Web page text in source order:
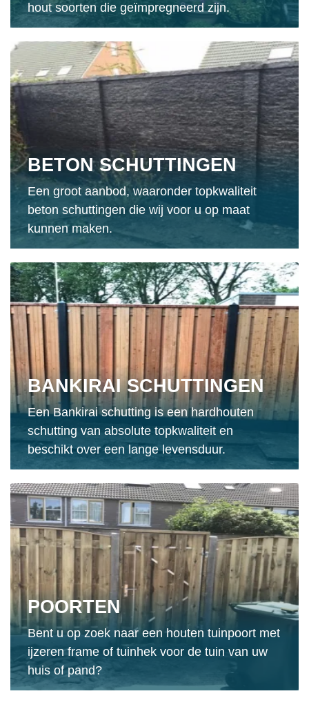
hout soorten die geïmpregneerd zijn.
BETON SCHUTTINGEN
Een groot aanbod, waaronder topkwaliteit
beton schuttingen die wij voor u op maat
kunnen maken.
BANKIRAI SCHUTTINGEN
Een Bankirai schutting is een hardhouten
schutting van absolute topkwaliteit en
beschikt over een lange levensduur.
POORTEN
Bent u op zoek naar een houten tuinpoort met
ijzeren frame of tuinhek voor de tuin van uw
huis of pand?